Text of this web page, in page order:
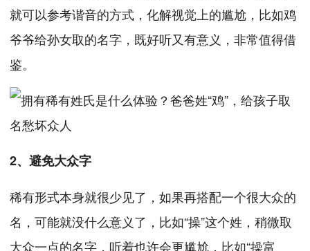
就可以参考谐音的方式，化解视觉上的尴尬，比如鸡
爷爷给孙女取的名字，既好听又有意义，非常值得借
鉴。
2、避免大众字
稀有形式本身就很少见了，如果再搭配一个很大众的
名，可能就没什么意义了，比如“操”这个姓，稍微取
大众一点的名字，听着也许会更尴尬，比如“操富